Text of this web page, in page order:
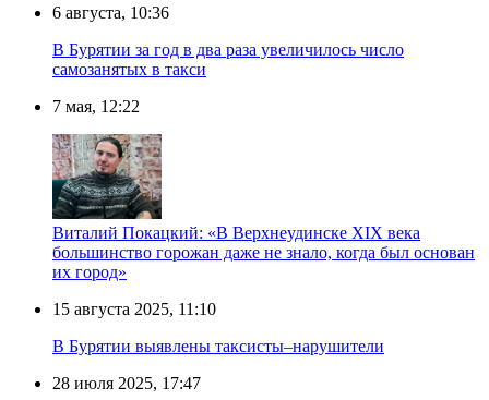
6 августа, 10:36
В Бурятии за год в два раза увеличилось число
самозанятых в такси
7 мая, 12:22
Виталий Покацкий: «В Верхнеудинске XIX века
большинство горожан даже не знало, когда был основан
их город»
15 августа 2025, 11:10
В Бурятии выявлены таксисты–нарушители
28 июля 2025, 17:47